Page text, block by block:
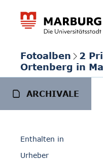
Fotoalben 2
Ortenberg in
ARCHIVALE
Enthalten in
Urheber